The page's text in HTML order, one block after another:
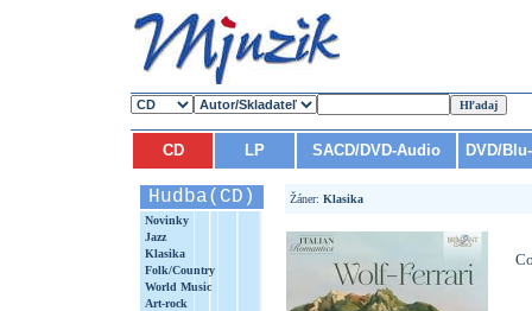
CD LP SACD/DVD-Audio DVD/
Hudba(CD)
Novinky
Jazz
Klasika
Folk/Country
World Music
Art-rock
Žáner: Klasika